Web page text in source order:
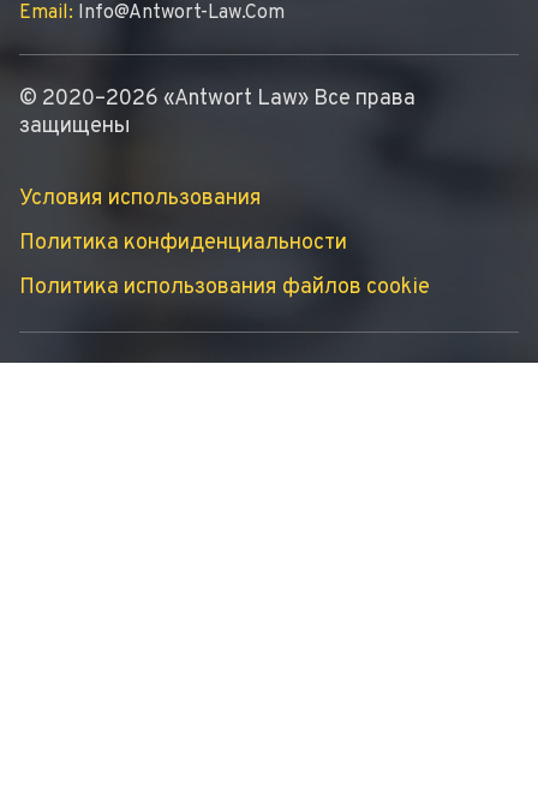
Email: Info@antwort-Law.com
© 2020–2026 «Antwort Law» Все права
защищены
Условия использования
Политика конфиденциальности
Политика использования файлов cookie